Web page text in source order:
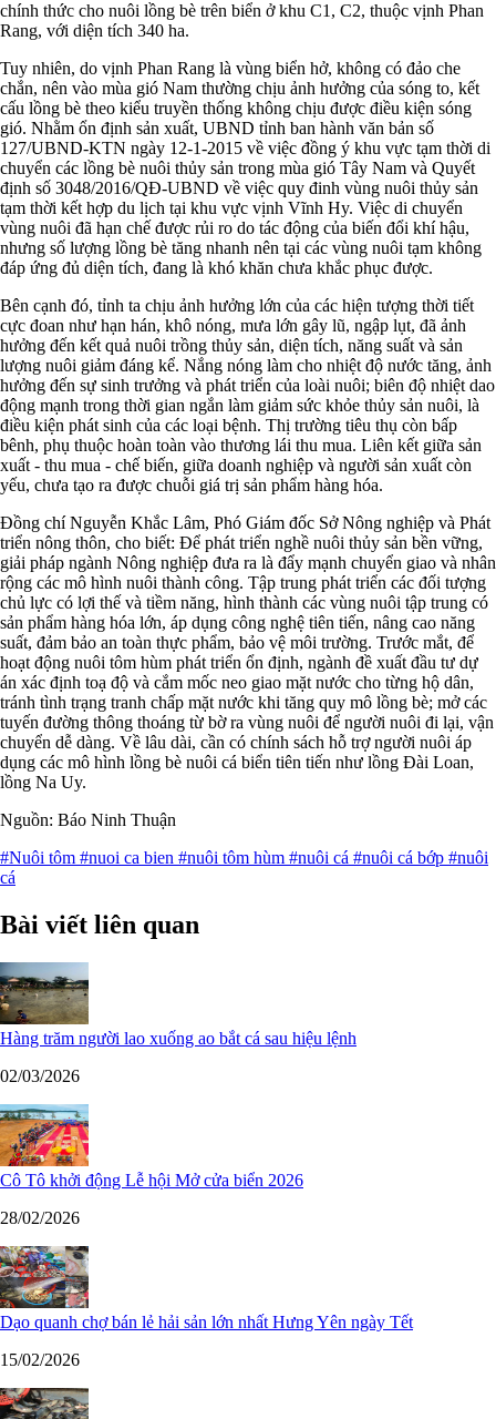
chính thức cho nuôi lồng bè trên biển ở khu C1, C2, thuộc vịnh Phan
Rang, với diện tích 340 ha.
Tuy nhiên, do vịnh Phan Rang là vùng biển hở, không có đảo che
chắn, nên vào mùa gió Nam thường chịu ảnh hưởng của sóng to, kết
cấu lồng bè theo kiểu truyền thống không chịu được điều kiện sóng
gió. Nhằm ổn định sản xuất, UBND tỉnh ban hành văn bản số
127/UBND-KTN ngày 12-1-2015 về việc đồng ý khu vực tạm thời di
chuyển các lồng bè nuôi thủy sản trong mùa gió Tây Nam và Quyết
định số 3048/2016/QĐ-UBND về việc quy đinh vùng nuôi thủy sản
tạm thời kết hợp du lịch tại khu vực vịnh Vĩnh Hy. Việc di chuyển
vùng nuôi đã hạn chế được rủi ro do tác động của biến đổi khí hậu,
nhưng số lượng lồng bè tăng nhanh nên tại các vùng nuôi tạm không
đáp ứng đủ diện tích, đang là khó khăn chưa khắc phục được.
Bên cạnh đó, tỉnh ta chịu ảnh hưởng lớn của các hiện tượng thời tiết
cực đoan như hạn hán, khô nóng, mưa lớn gây lũ, ngập lụt, đã ảnh
hưởng đến kết quả nuôi trồng thủy sản, diện tích, năng suất và sản
lượng nuôi giảm đáng kể. Nắng nóng làm cho nhiệt độ nước tăng, ảnh
hưởng đến sự sinh trưởng và phát triển của loài nuôi; biên độ nhiệt dao
động mạnh trong thời gian ngắn làm giảm sức khỏe thủy sản nuôi, là
điều kiện phát sinh của các loại bệnh. Thị trường tiêu thụ còn bấp
bênh, phụ thuộc hoàn toàn vào thương lái thu mua. Liên kết giữa sản
xuất - thu mua - chế biến, giữa doanh nghiệp và người sản xuất còn
yếu, chưa tạo ra được chuỗi giá trị sản phẩm hàng hóa.
Đồng chí Nguyễn Khắc Lâm, Phó Giám đốc Sở Nông nghiệp và Phát
triển nông thôn, cho biết: Để phát triển nghề nuôi thủy sản bền vững,
giải pháp ngành Nông nghiệp đưa ra là đẩy mạnh chuyển giao và nhân
rộng các mô hình nuôi thành công. Tập trung phát triển các đối tượng
chủ lực có lợi thế và tiềm năng, hình thành các vùng nuôi tập trung có
sản phẩm hàng hóa lớn, áp dụng công nghệ tiên tiến, nâng cao năng
suất, đảm bảo an toàn thực phẩm, bảo vệ môi trường. Trước mắt, để
hoạt động nuôi tôm hùm phát triển ổn định, ngành đề xuất đầu tư dự
án xác định toạ độ và cắm mốc neo giao mặt nước cho từng hộ dân,
tránh tình trạng tranh chấp mặt nước khi tăng quy mô lồng bè; mở các
tuyến đường thông thoáng từ bờ ra vùng nuôi để người nuôi đi lại, vận
chuyển dễ dàng. Về lâu dài, cần có chính sách hỗ trợ người nuôi áp
dụng các mô hình lồng bè nuôi cá biển tiên tiến như lồng Đài Loan,
lồng Na Uy.
Nguồn: Báo Ninh Thuận
#Nuôi tôm #nuoi ca bien #nuôi tôm hùm #nuôi cá #nuôi cá bớp #nuôi
cá
Bài viết liên quan
Hàng trăm người lao xuống ao bắt cá sau hiệu lệnh
02/03/2026
Cô Tô khởi động Lễ hội Mở cửa biển 2026
28/02/2026
Dạo quanh chợ bán lẻ hải sản lớn nhất Hưng Yên ngày Tết
15/02/2026